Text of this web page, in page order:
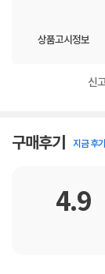
상품고시정보
신
구매후기 지금 후
4.9